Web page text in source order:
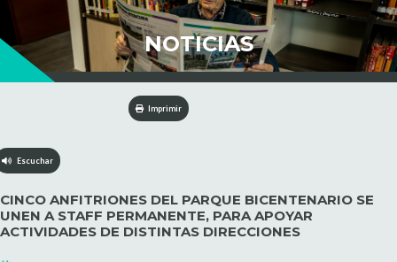
NOTICIAS
Imprimir
Escuchar
CINCO ANFITRIONES DEL PARQUE BICENTENARIO SE
UNEN A STAFF PERMANENTE, PARA APOYAR
ACTIVIDADES DE DISTINTAS DIRECCIONES